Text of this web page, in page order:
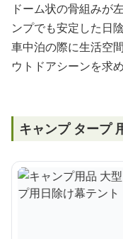
ドーム状の骨組みが
ンプでも安定した日
車中泊の際に生活空
ウトドアシーンを求
キャンプ タープ